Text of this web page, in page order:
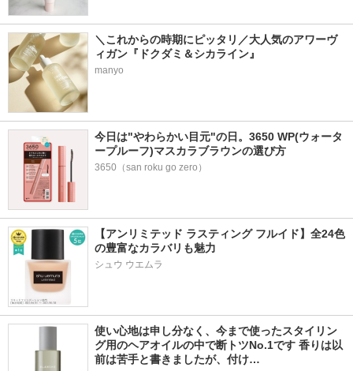
＼これからの時期にピッタリ／大人気のアワーヴ
ィガン『ドクダミ＆シカライン』
manyo
今日は"やわらかい目元"の日。3650 WP(ウォータ
ープルーフ)マスカラブラウンの選び方
3650（san roku go zero）
【アンリミテッド ラスティング フルイド】全24色
の豊富なカラバリも魅力
シュウ ウエムラ
使い心地は申し分なく、今まで使ったスタイリン
グ用のヘアオイルの中で断トツNo.1です 香りは以
前は苦手と書きましたが、付け…